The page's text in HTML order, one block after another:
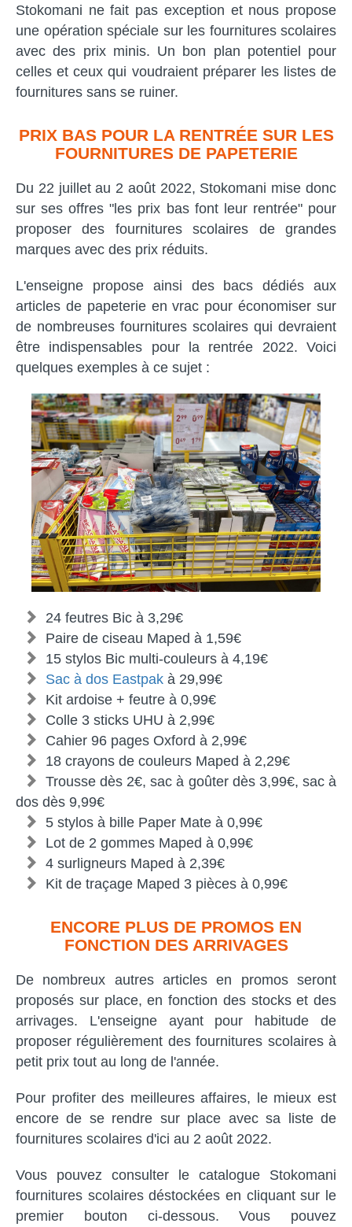
Stokomani ne fait pas exception et nous propose
une opération spéciale sur les fournitures scolaires
avec des prix minis. Un bon plan potentiel pour
celles et ceux qui voudraient préparer les listes de
fournitures sans se ruiner.
PRIX BAS POUR LA RENTRÉE SUR LES
FOURNITURES DE PAPETERIE
Du 22 juillet au 2 août 2022, Stokomani mise donc
sur ses offres "les prix bas font leur rentrée" pour
proposer des fournitures scolaires de grandes
marques avec des prix réduits.
L'enseigne propose ainsi des bacs dédiés aux
articles de papeterie en vrac pour économiser sur
de nombreuses fournitures scolaires qui devraient
être indispensables pour la rentrée 2022. Voici
quelques exemples à ce sujet :
24 feutres Bic à 3,29€
Paire de ciseau Maped à 1,59€
15 stylos Bic multi-couleurs à 4,19€
Sac à dos Eastpak à 29,99€
Kit ardoise + feutre à 0,99€
Colle 3 sticks UHU à 2,99€
Cahier 96 pages Oxford à 2,99€
18 crayons de couleurs Maped à 2,29€
Trousse dès 2€, sac à goûter dès 3,99€, sac à
dos dès 9,99€
5 stylos à bille Paper Mate à 0,99€
Lot de 2 gommes Maped à 0,99€
4 surligneurs Maped à 2,39€
Kit de traçage Maped 3 pièces à 0,99€
ENCORE PLUS DE PROMOS EN
FONCTION DES ARRIVAGES
De nombreux autres articles en promos seront
proposés sur place, en fonction des stocks et des
arrivages. L'enseigne ayant pour habitude de
proposer régulièrement des fournitures scolaires à
petit prix tout au long de l'année.
Pour profiter des meilleures affaires, le mieux est
encore de se rendre sur place avec sa liste de
fournitures scolaires d'ici au 2 août 2022.
Vous pouvez consulter le catalogue Stokomani
fournitures scolaires déstockées en cliquant sur le
premier bouton ci-dessous. Vous pouvez